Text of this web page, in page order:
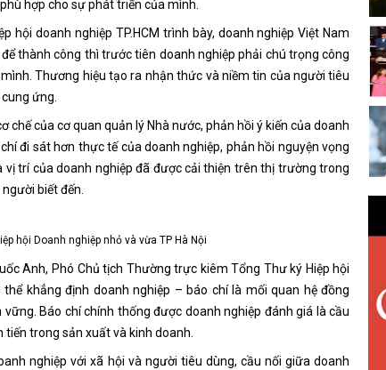
hợp cho sự phát triển của mình.
hội doanh nghiệp TP.HCM trình bày, doanh nghiệp Việt Nam
thành công thì trước tiên doanh nghiệp phải chú trọng công
Thương hiệu tạo ra nhận thức và niềm tin của người tiêu
ứng.
chế của cơ quan quản lý Nhà nước, phản hồi ý kiến của doanh
đi sát hơn thực tế của doanh nghiệp, phản hồi nguyện vọng
trí của doanh nghiệp đã được cải thiện trên thị trường trong
biết đến.
hội Doanh nghiệp nhỏ và vừa TP Hà Nội
Anh, Phó Chủ tịch Thường trực kiêm Tổng Thư ký Hiệp hội
khẳng định doanh nghiệp – báo chí là mối quan hệ đồng
Báo chí chính thống được doanh nghiệp đánh giá là cầu
trong sản xuất và kinh doanh.
nghiệp với xã hội và người tiêu dùng, cầu nối giữa doanh